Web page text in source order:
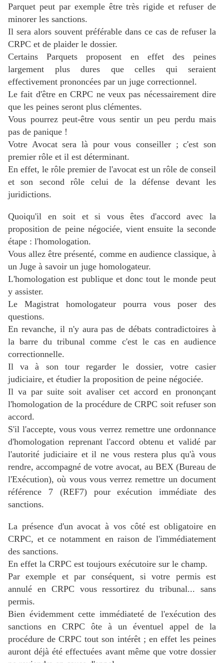
Parquet peut par exemple être très rigide et refuser de
minorer les sanctions.
Il sera alors souvent préférable dans ce cas de refuser la
CRPC et de plaider le dossier.
Certains Parquets proposent en effet des peines
largement plus dures que celles qui seraient
effectivement prononcées par un juge correctionnel.
Le fait d'être en CRPC ne veux pas nécessairement dire
que les peines seront plus clémentes.
Vous pourrez peut-être vous sentir un peu perdu mais
pas de panique !
Votre Avocat sera là pour vous conseiller ; c'est son
premier rôle et il est déterminant.
En effet, le rôle premier de l'avocat est un rôle de conseil
et son second rôle celui de la défense devant les
juridictions.
Quoiqu'il en soit et si vous êtes d'accord avec la
proposition de peine négociée, vient ensuite la seconde
étape : l'homologation.
Vous allez être présenté, comme en audience classique, à
un Juge à savoir un juge homologateur.
L'homologation est publique et donc tout le monde peut
y assister.
Le Magistrat homologateur pourra vous poser des
questions.
En revanche, il n'y aura pas de débats contradictoires à
la barre du tribunal comme c'est le cas en audience
correctionnelle.
Il va à son tour regarder le dossier, votre casier
judiciaire, et étudier la proposition de peine négociée.
Il va par suite soit avaliser cet accord en prononçant
l'homologation de la procédure de CRPC soit refuser son
accord.
S'il l'accepte, vous vous verrez remettre une ordonnance
d'homologation reprenant l'accord obtenu et validé par
l'autorité judiciaire et il ne vous restera plus qu'à vous
rendre, accompagné de votre avocat, au BEX (Bureau de
l'Exécution), où vous vous verrez remettre un document
référence 7 (REF7) pour exécution immédiate des
sanctions.
La présence d'un avocat à vos côté est obligatoire en
CRPC, et ce notamment en raison de l'immédiatement
des sanctions.
En effet la CRPC est toujours exécutoire sur le champ.
Par exemple et par conséquent, si votre permis est
annulé en CRPC vous ressortirez du tribunal... sans
permis.
Bien évidemment cette immédiateté de l'exécution des
sanctions en CRPC ôte à un éventuel appel de la
procédure de CRPC tout son intérêt ; en effet les peines
auront déjà été effectuées avant même que votre dossier